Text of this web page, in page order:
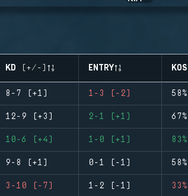
KD (+/-) ENTRY
8-7 (+1) 1-3 (-2) 58%
12-9 (+3) 2-1 (+1) 67%
10-6 (+4) 1-0 (+1) 83%
9-8 (+1) 0-1 (-1) 58%
3-10 (-7) 1-2 (-1) 33%